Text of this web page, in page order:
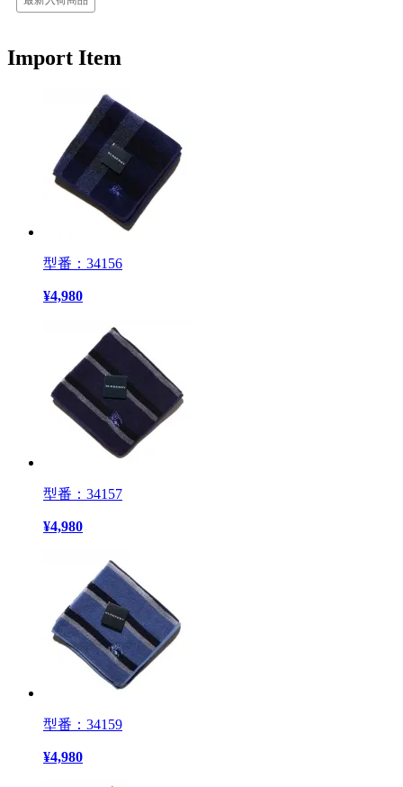
Import Item
型番：34156
¥4,980
型番：34157
¥4,980
型番：34159
¥4,980